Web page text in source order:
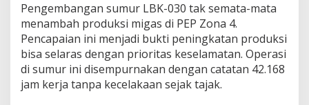
Pengembangan sumur LBK-030 tak semata-mata
menambah produksi migas di PEP Zona 4.
Pencapaian ini menjadi bukti peningkatan produksi
bisa selaras dengan prioritas keselamatan. Operasi
di sumur ini disempurnakan dengan catatan 42.168
jam kerja tanpa kecelakaan sejak tajak.